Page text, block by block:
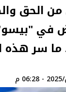
الحق
في "بيسو"
ما سر